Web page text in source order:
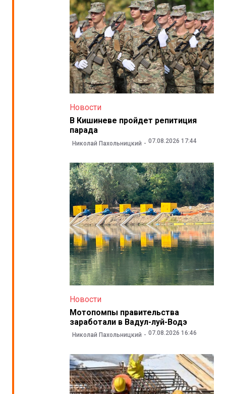
Новости
В Кишиневе пройдет репитиция
парада
Николай Пахольницкий 07.08.2026 17:44
Новости
Мотопомпы правительства
заработали в Вадул-луй-Водэ
Николай Пахольницкий 07.08.2026 16:46